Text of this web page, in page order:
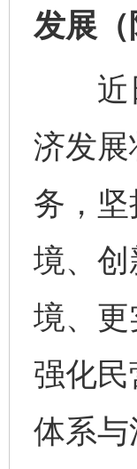
发展（
近日
济发
务，
境、
境、
强化
体系